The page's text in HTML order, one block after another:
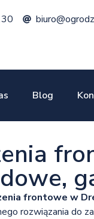
Blog
frontowe w
rozwiązania do